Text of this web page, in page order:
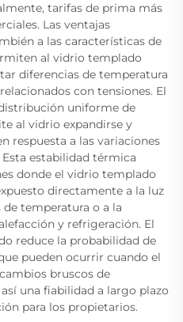
tarifas de prima más
Las ventajas
a las características de
al vidrio templado
diferencias de temperatura
con tensiones. El
uniforme de
al vidrio expandirse y
respuesta a las variaciones
estabilidad térmica
donde el vidrio templado
directamente a la luz
temperatura o a la
y refrigeración. El
reduce la probabilidad de
pueden ocurrir cuando el
bruscos de
una fiabilidad a largo plazo
para los propietarios.